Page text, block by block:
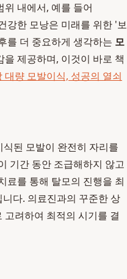
내에서, 예를 들어
강한 모낭은 미래를 위한 '보
를 더 중요하게 생각하는 모
제공하며, 이것이 바로 책
대량 모발이식, 성공의 열쇠
된 모발이 완전히 자리를
기간 동안 조급해하지 않고
료를 통해 탈모의 진행을 최
다. 의료진과의 꾸준한 상
려하여 최적의 시기를 결